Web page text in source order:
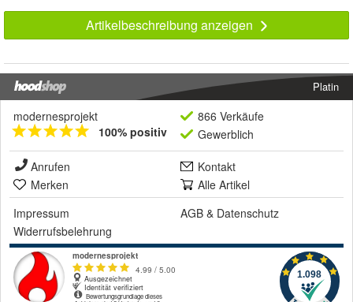
Artikelbeschreibung anzeigen
Platin
modernesprojekt
100% positiv
866 Verkäufe
Gewerblich
Anrufen
Kontakt
Merken
Alle Artikel
Impressum
AGB & Datenschutz
Widerrufsbelehrung